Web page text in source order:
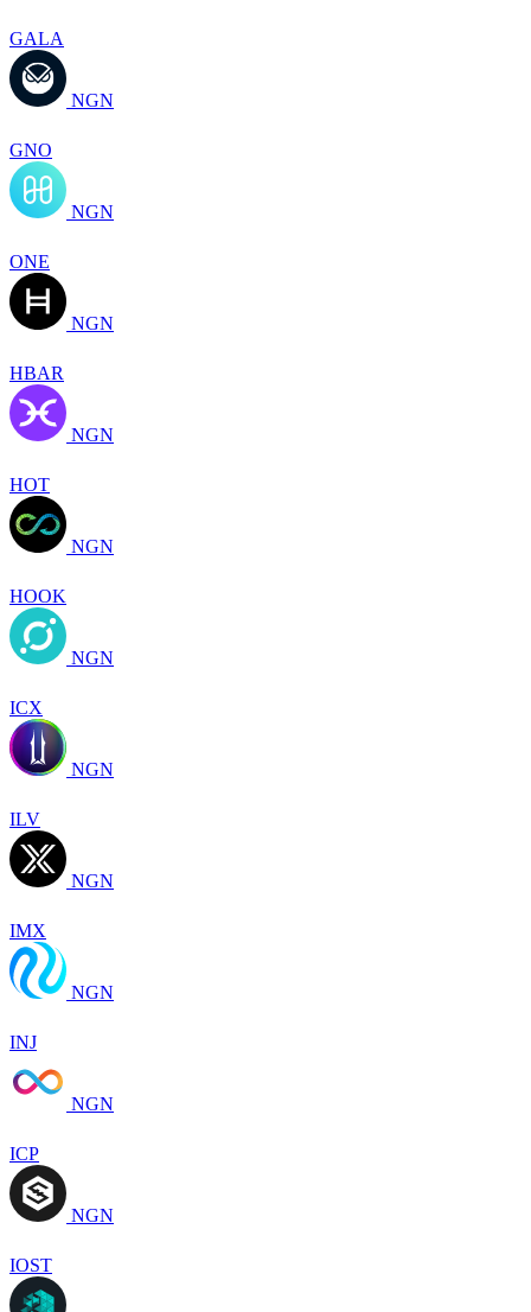
GALA
NGN
GNO
NGN
ONE
NGN
HBAR
NGN
HOT
NGN
HOOK
NGN
ICX
NGN
ILV
NGN
IMX
NGN
INJ
NGN
ICP
NGN
IOST